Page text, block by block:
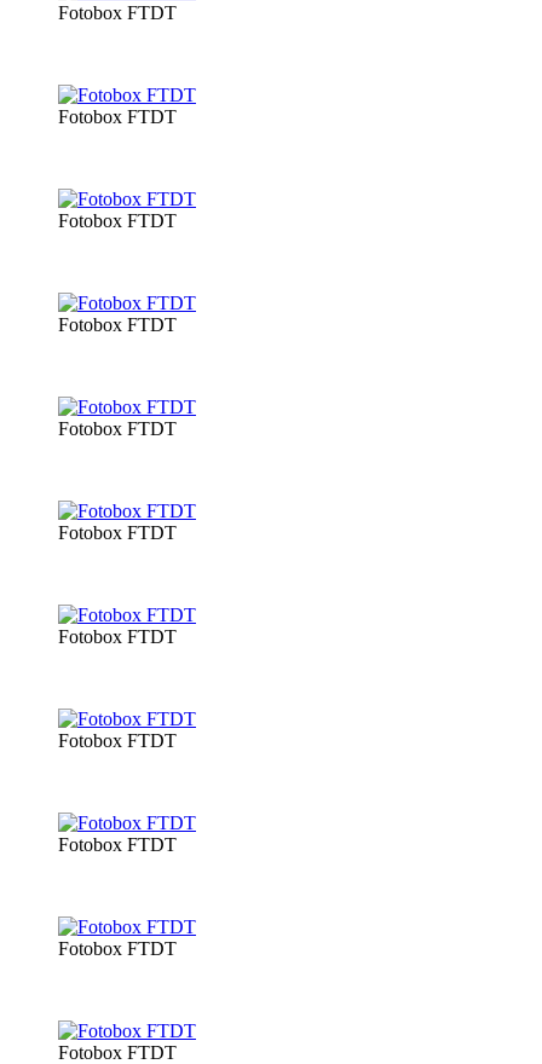
Fotobox FTDT
Fotobox FTDT
Fotobox FTDT
Fotobox FTDT
Fotobox FTDT
Fotobox FTDT
Fotobox FTDT
Fotobox FTDT
Fotobox FTDT
Fotobox FTDT
Fotobox FTDT